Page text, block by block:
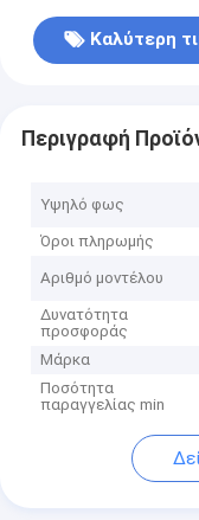
Καλύτερη
Περιγραφή
Υψηλό φως
Όροι πληρωμής
Αριθμό μοντέλου
Δυνατότητα
προσφοράς
Μάρκα
Ποσότητα
παραγγελίας min